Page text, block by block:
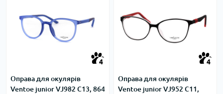
4
4
Оправа для окулярів
Ventoe junior VJ982 C13, 864
4
4
Оправа для окулярів
Ventoe junior VJ952 C11,